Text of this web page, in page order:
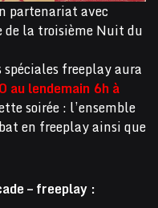
partenariat avec
de la troisième Nuit du
freeplay aura
lendemain 6h à
soirée : l’ensemble
en freeplay ainsi que
– freeplay :